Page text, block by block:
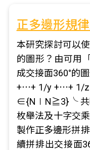
正多邊形規
本研究探討可以
的圖形？由可用
成交接面360°的
+⋯+ 1/y +⋯+ 1/
∈{N∣N≧3}╰ 共
枚舉法及十字交
製作正多邊形拼
續拼排出交接面